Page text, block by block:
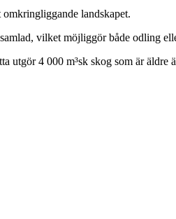
landskapet.
vilket möjliggör både odling
utgör 4 000 m³sk skog som är äldre